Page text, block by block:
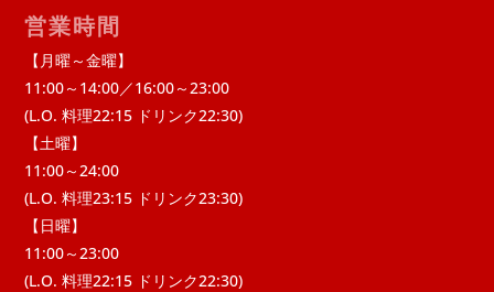
営業時間
【月曜～金曜】
11:00～14:00／16:00～23:00
(L.O. 料理22:15 ドリンク22:30)
【土曜】
11:00～24:00
(L.O. 料理23:15 ドリンク23:30)
【日曜】
11:00～23:00
(L.O. 料理22:15 ドリンク22:30)